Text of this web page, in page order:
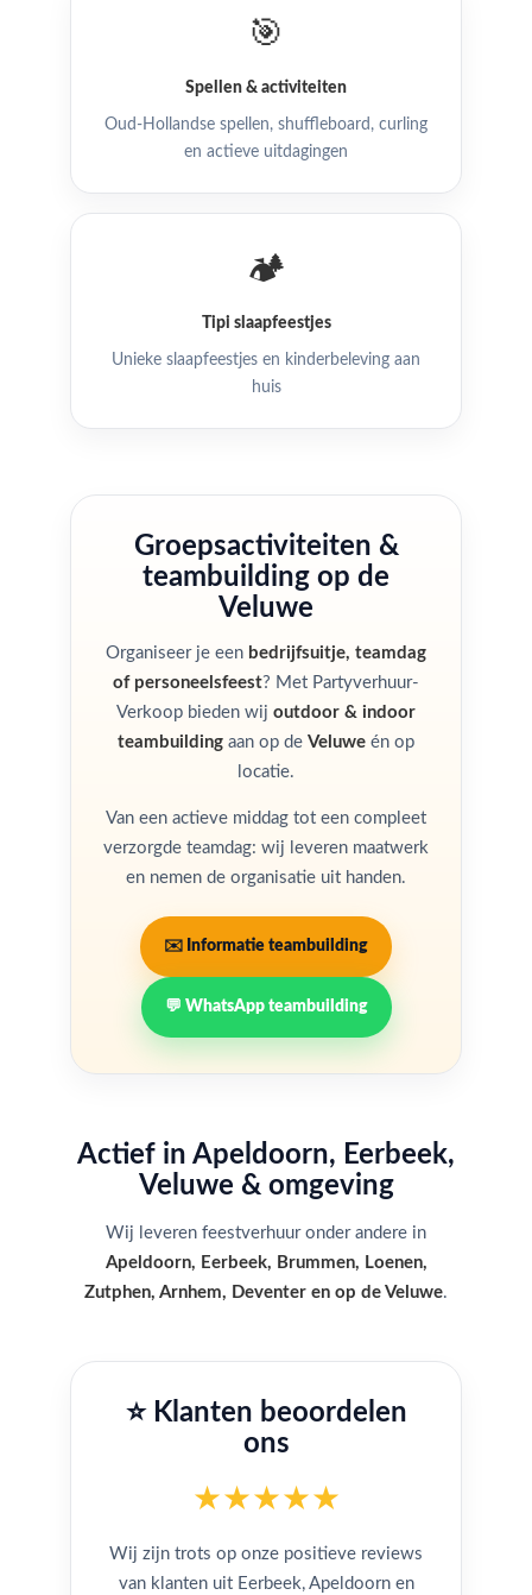
🎯
Spellen & activiteiten
Oud-Hollandse spellen, shuffleboard, curling
en actieve uitdagingen
🏕️
Tipi slaapfeestjes
Unieke slaapfeestjes en kinderbeleving aan
huis
Groepsactiviteiten &
teambuilding op de
Veluwe
Organiseer je een bedrijfsuitje, teamdag
of personeelsfeest? Met Partyverhuur-
Verkoop bieden wij outdoor & indoor
teambuilding aan op de Veluwe én op
locatie.
Van een actieve middag tot een compleet
verzorgde teamdag: wij leveren maatwerk
en nemen de organisatie uit handen.
✉️ Informatie teambuilding
💬 WhatsApp teambuilding
Actief in Apeldoorn, Eerbeek,
Veluwe & omgeving
Wij leveren feestverhuur onder andere in
Apeldoorn, Eerbeek, Brummen, Loenen,
Zutphen, Arnhem, Deventer en op de Veluwe.
⭐ Klanten beoordelen
ons
★★★★★
Wij zijn trots op onze positieve reviews
van klanten uit Eerbeek, Apeldoorn en